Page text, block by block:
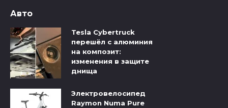
Авто
Tesla Cybertruck
перешёл с алюминия
на композит:
изменения в защите
днища
Электровелосипед
Raymon Numa Pure